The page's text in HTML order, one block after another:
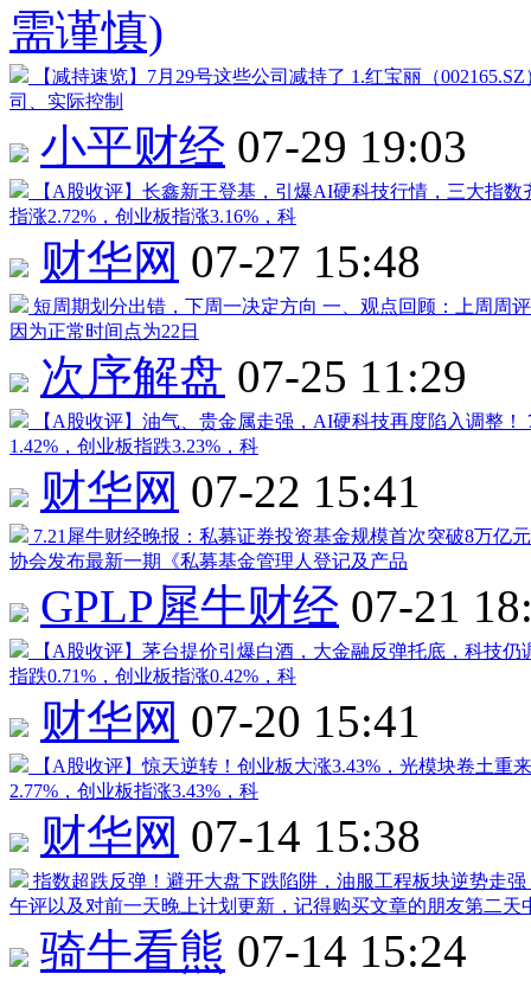
需谨慎)
【减持速览】7月29号这些公司减持了 1.红宝丽 （002165.SZ
司、实际控制
小平财经 07-29 19:03
【A股收评】长鑫新王登基，引爆AI硬科技行情，三大指
指涨2.72%，创业板指涨3.16%，科
财华网 07-27 15:48
短周期划分出错，下周一决定方向 一、观点回顾：上周周
因为正常时间点为22日
次序解盘 07-25 11:29
【A股收评】油气、贵金属走强，AI硬科技再度陷入调整！
1.42%，创业板指跌3.23%，科
财华网 07-22 15:41
7.21犀牛财经晚报：私募证券投资基金规模首次突破8万亿
协会发布最新一期《私募基金管理人登记及产品
GPLP犀牛财经 07-21
【A股收评】茅台提价引爆白酒，大金融反弹托底，科技仍
指跌0.71%，创业板指涨0.42%，科
财华网 07-20 15:41
【A股收评】惊天逆转！创业板大涨3.43%，光模块卷土重
2.77%，创业板指涨3.43%，科
财华网 07-14 15:38
指数超跌反弹！避开大盘下跌陷阱，油服工程板块逆势走强
午评以及对前一天晚上计划更新，记得购买文章的朋友第二
骑牛看熊 07-14 15:24